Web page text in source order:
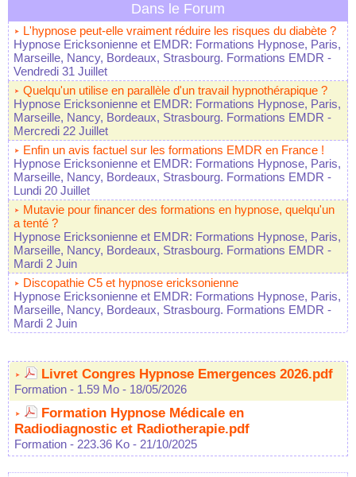
Dans le Forum
L'hypnose peut-elle vraiment réduire les risques du diabète ?
Hypnose Ericksonienne et EMDR: Formations Hypnose, Paris,
Marseille, Nancy, Bordeaux, Strasbourg. Formations EMDR -
Vendredi 31 Juillet
Quelqu'un utilise en parallèle d'un travail hypnothérapique ?
Hypnose Ericksonienne et EMDR: Formations Hypnose, Paris,
Marseille, Nancy, Bordeaux, Strasbourg. Formations EMDR -
Mercredi 22 Juillet
Enfin un avis factuel sur les formations EMDR en France !
Hypnose Ericksonienne et EMDR: Formations Hypnose, Paris,
Marseille, Nancy, Bordeaux, Strasbourg. Formations EMDR -
Lundi 20 Juillet
Mutavie pour financer des formations en hypnose, quelqu'un
a tenté ?
Hypnose Ericksonienne et EMDR: Formations Hypnose, Paris,
Marseille, Nancy, Bordeaux, Strasbourg. Formations EMDR -
Mardi 2 Juin
Discopathie C5 et hypnose ericksonienne
Hypnose Ericksonienne et EMDR: Formations Hypnose, Paris,
Marseille, Nancy, Bordeaux, Strasbourg. Formations EMDR -
Mardi 2 Juin
Livret Congres Hypnose Emergences 2026.pdf
Formation - 1.59 Mo - 18/05/2026
Formation Hypnose Médicale en
Radiodiagnostic et Radiotherapie.pdf
Formation - 223.36 Ko - 21/10/2025